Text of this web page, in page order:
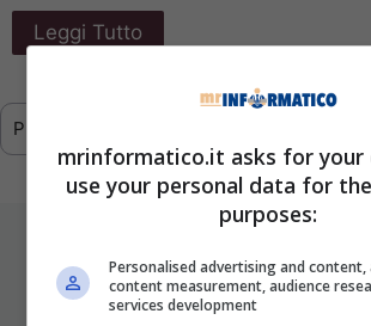
Leggi Tutto
Previous
mrinformatico.it asks for your
use your personal data for
purposes:
Personalised advertising and
content measurement, audience
services development